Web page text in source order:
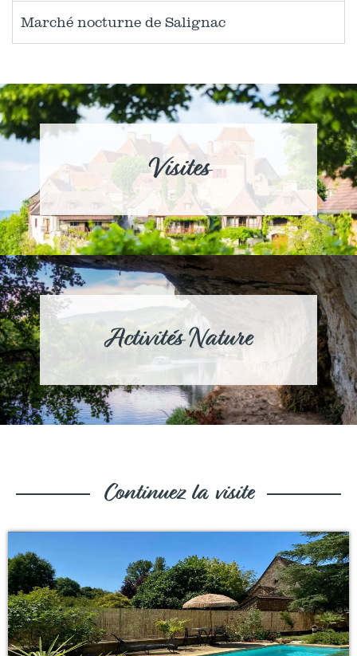
Marché nocturne de Salignac
Visites
Activités Nature
Continuez la visite